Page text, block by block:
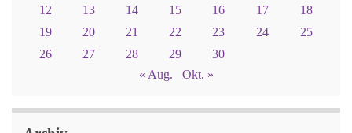
12
13 14 15 16 17
18
19
20 21 22 23 24
25
26
27 28 29
30
« Aug.
Okt. »